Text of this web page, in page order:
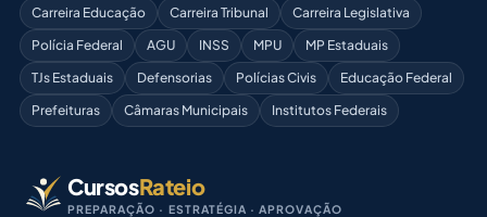
Carreira Educação
Carreira Tribunal
Carreira Legislativa
Polícia Federal
AGU INSS MPU
MP Estaduais
TJs Estaduais
Defensorias Polícias Civis
Educação Federal
Prefeituras
Câmaras Municipais Institutos Federais
CursosRateio
PREPARAÇÃO · ESTRATÉGIA · APROVAÇÃO